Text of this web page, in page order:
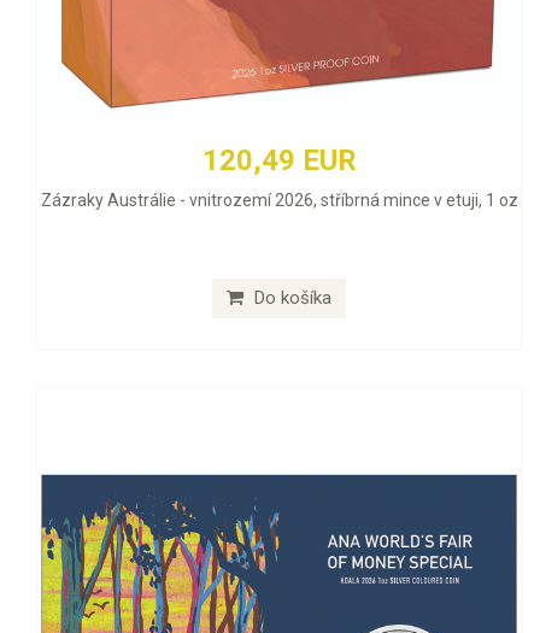
120,49 EUR
Zázraky Austrálie - vnitrozemí 2026, stříbrná mince v etuji, 1 oz
Do košíka